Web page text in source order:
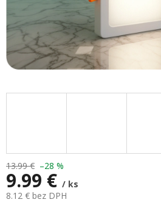
13.99 € –28 %
9.99 € / ks
8.12 € bez DPH